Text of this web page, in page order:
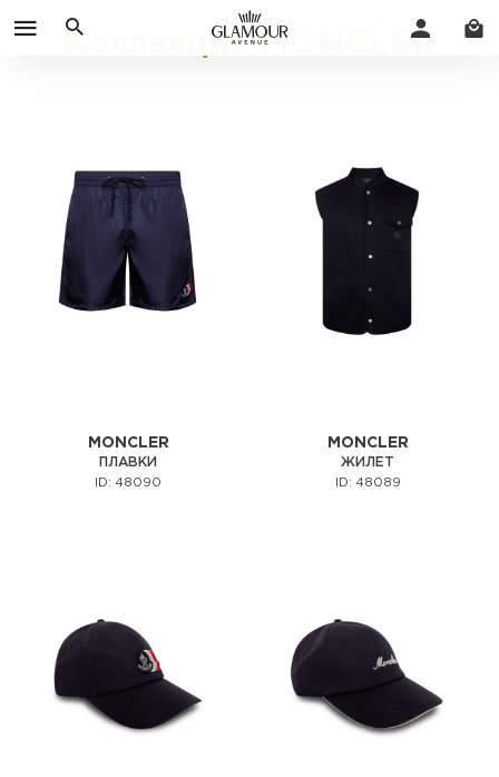
Коллекция MONCLER
MONCLER
ПЛАВКИ
ID: 48090
MONCLER
ЖИЛЕТ
ID: 48089